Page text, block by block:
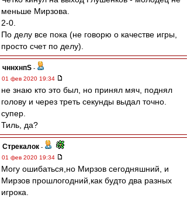
меньше Мирзова.
2-0.
По делу все пока (не говорю о качестве игры,
просто счет по делу).
чннхнпS -
01 фев 2020 19:34
не знаю кто это был, но принял мяч, поднял
голову и через треть секунды выдал точно.
супер.
Тиль, да?
Стрекалок -
01 фев 2020 19:34
Могу ошибаться,но Мирзов сегодняшний, и
Мирзов прошлогодний,как будто два разных
игрока.